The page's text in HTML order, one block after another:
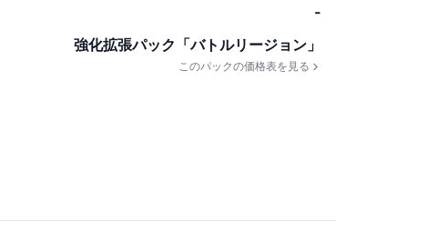
-
強化拡張パック「バトルリージョン」
このパックの価格表を見る